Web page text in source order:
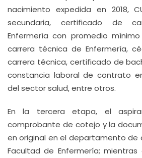
nacimiento expedida en 2018,
secundaria, certificado de
Enfermería con promedio
carrera técnica de Enfermería,
carrera técnica, certificado de
constancia laboral de contrato
del sector salud, entre otros.
En la tercera etapa, el
comprobante de cotejo y la
en original en el departamento de
Facultad de Enfermería;